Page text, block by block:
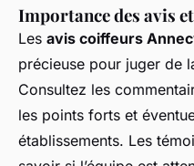
Importance des avis
Les avis coiffeurs
précieuse pour juger de
Consultez les
les points forts et
établissements. Les